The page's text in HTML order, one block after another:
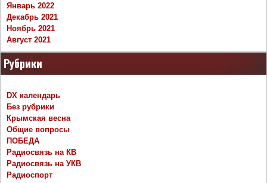
Январь 2022
Декабрь 2021
Ноябрь 2021
Август 2021
Рубрики
DX календарь
Без рубрики
Крымская весна
Общие вопросы
ПОБЕДА
Радиосвязь на КВ
Радиосвязь на УКВ
Радиоспорт